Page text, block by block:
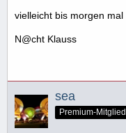
vielleicht bis morgen mal
N@cht Klauss
sea
Premium-Mitglied